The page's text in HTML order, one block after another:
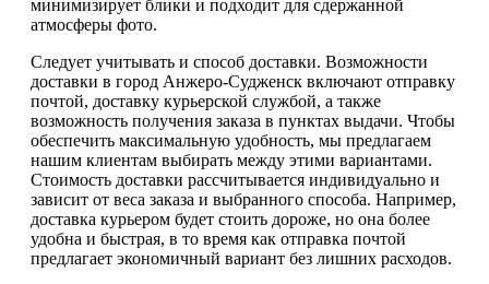
минимизирует блики и подходит для сдержанной
атмосферы фото.
Следует учитывать и способ доставки. Возможности
доставки в город Анжеро-Судженск включают отправку
почтой, доставку курьерской службой, а также
возможность получения заказа в пунктах выдачи. Чтобы
обеспечить максимальную удобность, мы предлагаем
нашим клиентам выбирать между этими вариантами.
Стоимость доставки рассчитывается индивидуально и
зависит от веса заказа и выбранного способа. Например,
доставка курьером будет стоить дороже, но она более
удобна и быстрая, в то время как отправка почтой
предлагает экономичный вариант без лишних расходов.